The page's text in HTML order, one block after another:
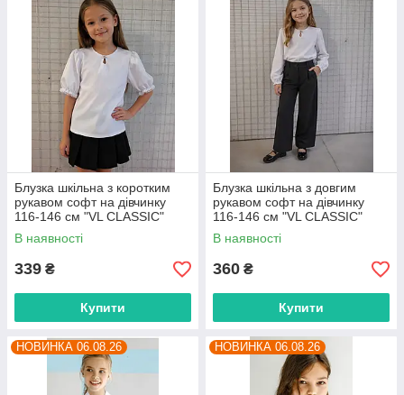
Блузка шкільна з коротким
рукавом софт на дівчинку
116-146 см "VL CLASSIC"
недорого від прямого
постачальника
В наявності
339 ₴
Купити
Блузка шкільна з довгим
рукавом софт на дівчинку
116-146 см "VL CLASSIC"
недорого від прямого
постачальника
В наявності
360 ₴
Купити
НОВИНКА 06.08.26 НОВИНКА 06.08.26